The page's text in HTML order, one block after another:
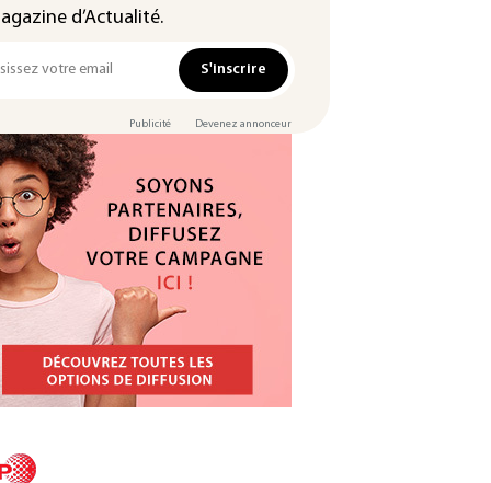
d’Actualité.
S'inscrire
Publicité Devenez annonceur